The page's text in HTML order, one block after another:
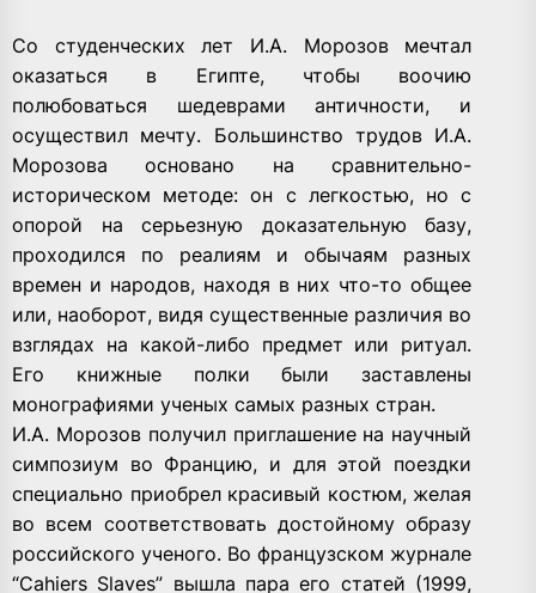
Со студенческих лет И.А. Морозов мечтал
оказаться в Египте, чтобы воочию
полюбоваться шедеврами античности, и
осуществил мечту. Большинство трудов И.А.
Морозова основано на сравнительно-
историческом методе: он с легкостью, но с
опорой на серьезную доказательную базу,
проходился по реалиям и обычаям разных
времен и народов, находя в них что-то общее
или, наоборот, видя существенные различия во
взглядах на какой-либо предмет или ритуал.
Его книжные полки были заставлены
монографиями ученых самых разных стран.
И.А. Морозов получил приглашение на научный
симпозиум во Францию, и для этой поездки
специально приобрел красивый костюм, желая
во всем соответствовать достойному образу
российского ученого. Во французском журнале
“Cahiers Slaves” вышла пара его статей (1999,